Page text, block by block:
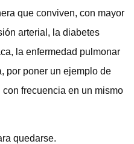
que conviven, con mayor
arterial, la diabetes
la enfermedad pulmonar
por poner un ejemplo de
frecuencia en un mismo
quedarse.